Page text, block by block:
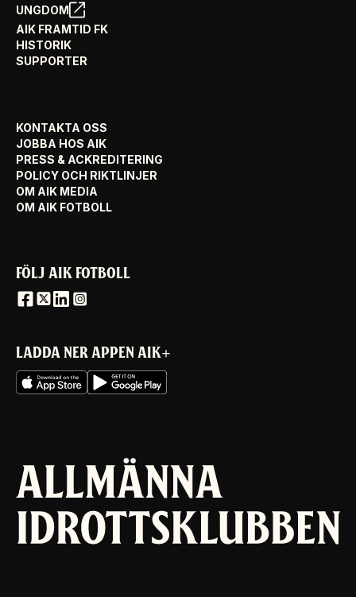
UNGDOM
AIK FRAMTID FK
HISTORIK
SUPPORTER
KONTAKTA OSS
JOBBA HOS AIK
PRESS & ACKREDITERING
POLICY OCH RIKTLINJER
OM AIK MEDIA
OM AIK FOTBOLL
FÖLJ AIK FOTBOLL
LADDA NER APPEN AIK+